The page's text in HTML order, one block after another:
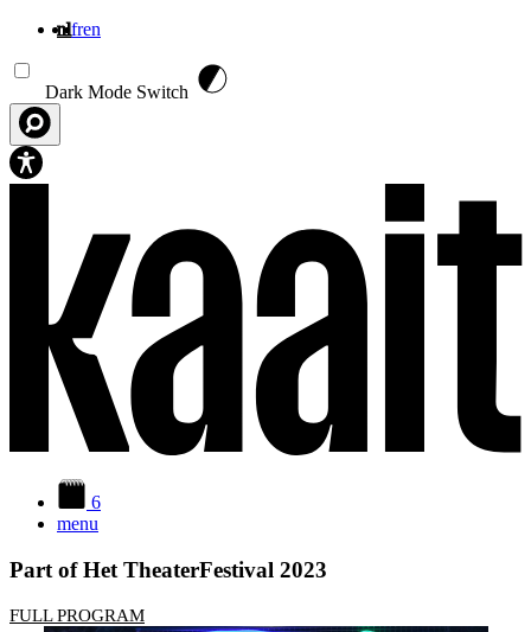
nlfren
Dark Mode Switch
6
menu
Part of Het TheaterFestival 2023
FULL PROGRAM